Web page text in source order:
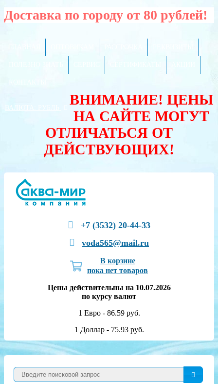
Доставка по городу от 80 рублей!
ВАЛЮТА:
ВНИМАНИЕ! ЦЕНЫ
НА САЙТЕ МОГУТ
ОТЛИЧАТЬСЯ ОТ
ДЕЙСТВУЮЩИХ!
+7 (3532) 20-44-33
voda565@mail.ru
В корзине
пока нет товаров
Цены действительны на 10.07.2026
по курсу валют
1 Евро - 86.59 руб.
1 Доллар - 75.93 руб.